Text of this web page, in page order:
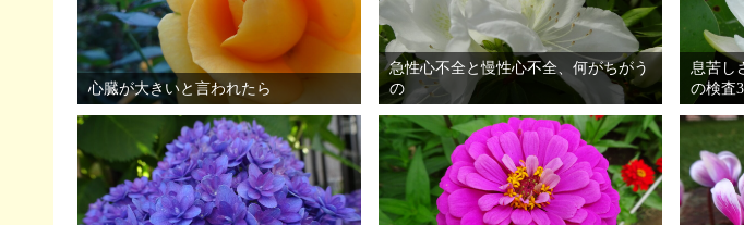
心臓が大きいと言われたら
急性心不全と慢性心不全、何がちがう
の
息苦
の検査